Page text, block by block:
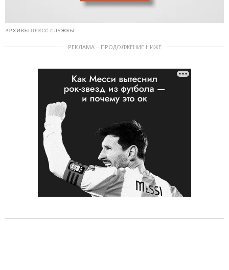
АРХИВЫ ПРЕСС-СЛУЖБЫ
РЕКЛАМА – ПРОДОЛЖЕНИЕ НИЖЕ